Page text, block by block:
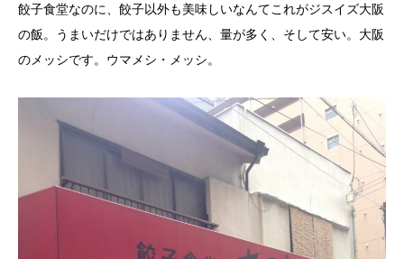
餃子食堂なのに、餃子以外も美味しいなんてこれがジスイズ大阪
の飯。うまいだけではありません、量が多く、そして安い。大阪
のメッシです。ウマメシ・メッシ。